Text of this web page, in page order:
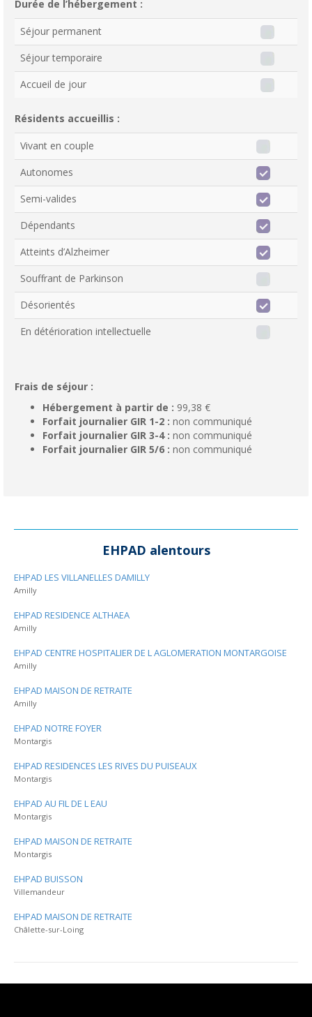
Durée de l’hébergement :
Séjour permanent
Séjour temporaire
Accueil de jour
Résidents accueillis :
Vivant en couple
Autonomes
Semi-valides
Dépendants
Atteints d’Alzheimer
Souffrant de Parkinson
Désorientés
En détérioration intellectuelle
Frais de séjour :
Hébergement à partir de : 99,38 €
Forfait journalier GIR 1-2 : non communiqué
Forfait journalier GIR 3-4 : non communiqué
Forfait journalier GIR 5/6 : non communiqué
EHPAD alentours
EHPAD LES VILLANELLES DAMILLY
Amilly
EHPAD RESIDENCE ALTHAEA
Amilly
EHPAD CENTRE HOSPITALIER DE L AGLOMERATION MONTARGOISE
Amilly
EHPAD MAISON DE RETRAITE
Amilly
EHPAD NOTRE FOYER
Montargis
EHPAD RESIDENCES LES RIVES DU PUISEAUX
Montargis
EHPAD AU FIL DE L EAU
Montargis
EHPAD MAISON DE RETRAITE
Montargis
EHPAD BUISSON
Villemandeur
EHPAD MAISON DE RETRAITE
Châlette-sur-Loing